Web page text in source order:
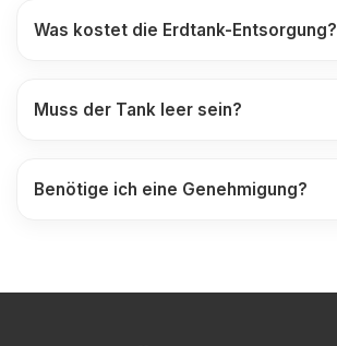
Was kostet die Erdtank-Entsorgung?
Muss der Tank leer sein?
Benötige ich eine Genehmigung?